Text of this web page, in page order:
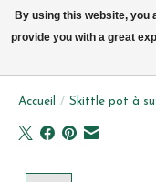
Accueil / Skittle pot à
By using this website, you
provide you with a great